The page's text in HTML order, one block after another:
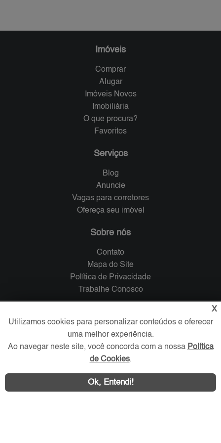
Imóveis
Comprar
Alugar
Imóveis Novos
Imobiliária
O que procura?
Favoritos
Serviços
Blog
Anuncie
Vagas para corretores
Ofereça seu imóvel
Sobre nós
Contato
Mapa do Site
Política de Privacidade
Trabalhe Conosco
Redes Sociais
X
Utilizamos cookies para personalizar conteúdos e oferecer
uma melhor experiência.
Ao navegar neste site, você concorda com a nossa Política
de Cookies.
Ok, Entendi!